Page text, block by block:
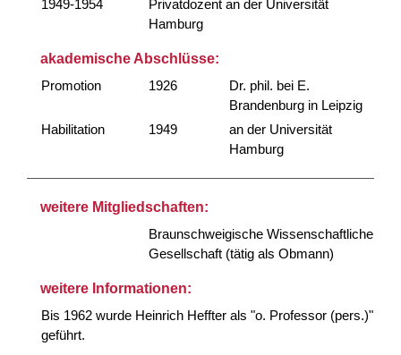
1949-1954
Privatdozent an der Universität
Hamburg
akademische Abschlüsse:
Promotion
1926
Dr. phil. bei E.
Brandenburg in Leipzig
Habilitation
1949
an der Universität
Hamburg
weitere Mitgliedschaften:
Braunschweigische Wissenschaftliche
Gesellschaft (tätig als Obmann)
weitere Informationen:
Bis 1962 wurde Heinrich Heffter als "o. Professor (pers.)"
geführt.